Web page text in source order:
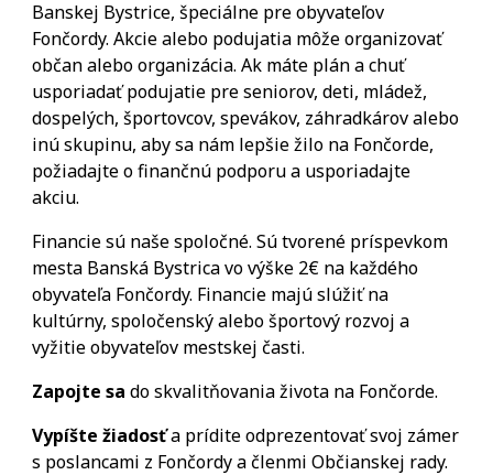
Banskej Bystrice, špeciálne pre obyvateľov
Fončordy. Akcie alebo podujatia môže organizovať
občan alebo organizácia. Ak máte plán a chuť
usporiadať podujatie pre seniorov, deti, mládež,
dospelých,športovcov, spevákov, záhradkárov alebo
inú skupinu, aby sa nám lepšie žilo na Fončorde,
požiadajte o finančnú podporu a usporiadajte
akciu.
Financie sú naše spoločné. Sú tvorené príspevkom
mesta Banská Bystrica vo výške 2€ na každého
obyvateľa Fončordy. Financie majú slúžiť na
kultúrny, spoločenský alebo športový rozvoj a
vyžitie obyvateľov mestskej časti.
Zapojte sa do skvalitňovania života na Fončorde.
Vypíšte žiadosťa prídite odprezentovať svoj zámer
s poslancami z Fončordy a členmi Občianskej rady.